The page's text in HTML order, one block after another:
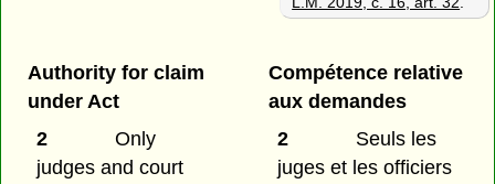
Authority for claim
under Act
2
Only
judges and court
Compétence relative
aux demandes
2
Seuls les
juges et les officiers